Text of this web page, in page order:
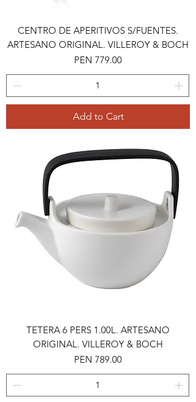
CENTRO DE APERITIVOS S/FUENTES.
ARTESANO ORIGINAL. VILLEROY & BOCH
Price
PEN 779.00
Add to Cart
TETERA 6 PERS 1.00L. ARTESANO
ORIGINAL. VILLEROY & BOCH
Price
PEN 789.00